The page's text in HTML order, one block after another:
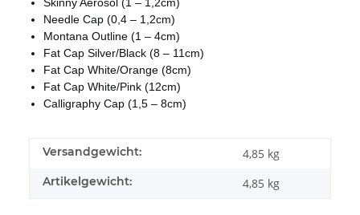
Needle Cap (0,4 – 1,2cm)
Montana Outline (1 – 4cm)
Fat Cap Silver/Black (8 – 11cm)
Fat Cap White/Orange (8cm)
Fat Cap White/Pink (12cm)
Calligraphy Cap (1,5 – 8cm)
Versandgewicht: 4,85 kg
Artikelgewicht: 4,85 kg